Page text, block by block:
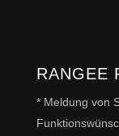
RANGEE
* Meldung von